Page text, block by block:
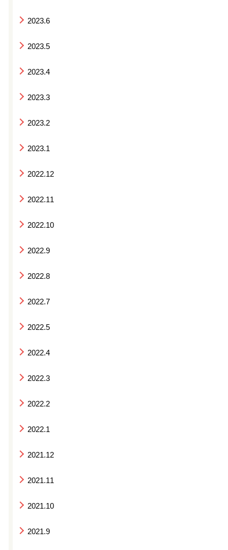
2023.6
2023.5
2023.4
2023.3
2023.2
2023.1
2022.12
2022.11
2022.10
2022.9
2022.8
2022.7
2022.5
2022.4
2022.3
2022.2
2022.1
2021.12
2021.11
2021.10
2021.9